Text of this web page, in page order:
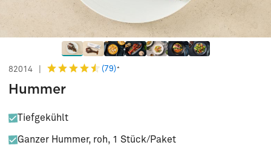
82014 (79)*
Hummer
Tiefgekühlt
Ganzer Hummer, roh, 1 Stück/Paket